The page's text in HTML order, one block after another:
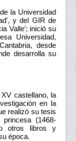
la Universidad
y del GIR de
Valle'; inició su
Universidad,
desde
desarrolla su
castellano, la
en la
realizó su tesis
(1468-
otros libros y
época.